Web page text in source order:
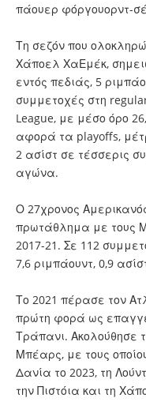
πάουερ φόργουορντ-
Τη σεζόν που
Χάποελ ΧαΕμέκ,
εντός πεδιάς, 5
συμμετοχές στη
League, με μέσο όρο
αφορά τα playoffs,
2 ασίστ σε τέσσερις
αγώνα.
Ο 27χρονος
πρωτάθλημα με τους
2017-21. Σε 112
7,6 ριμπάουντ, 0,9
Το 2021 πέρασε τον
πρώτη φορά ως
Τράπανι. Ακολούθησε
Μπέαρς, με τους
Δανία το 2023, τη
την Πιστόια και τη